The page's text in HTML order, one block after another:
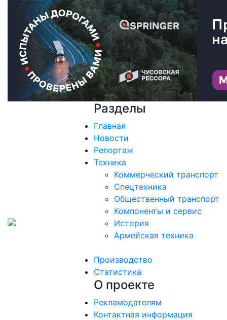
Разделы
Главная
Новости
Репортаж
Техника
Коммерческий транспорт
Спецтехника
Общественный транспорт
Компоненты и сервис
История
Армейская техника
Производство
Статистика
О проекте
Рекламодателям
Контактная информация